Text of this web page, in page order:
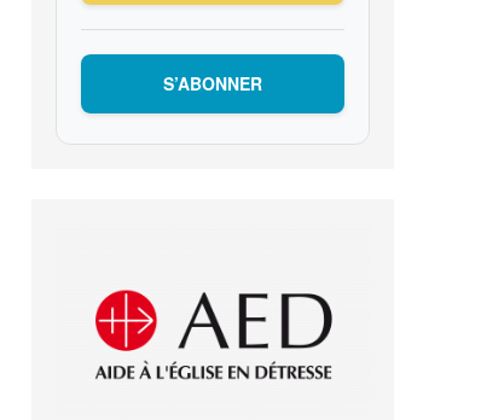
S’ABONNER